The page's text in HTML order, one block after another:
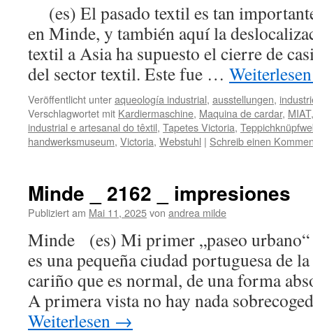
(es) El pasado textil es tan
en Minde, y también aquí la
textil a Asia ha supuesto el cierre de
del sector textil. Este fue …
Veröffentlicht unteraqueología industrial, ausstellungen,
Verschlagwortet mit Kardiermaschine, Maquina de cardar, MIAT
industrial e artesanal do têxtil, Tapetes Victoria,
handwerksmuseum, Victoria, Webstuhl | Schreib einen
Minde _ 2162 _ impresiones
Publiziert am Mai 11, 2025von andrea milde
Minde (es) Mi primer „paseo
es una pequeña ciudad portuguesa de
cariño que es normal, de una forma
A primera vista no hay nada
Weiterlesen →